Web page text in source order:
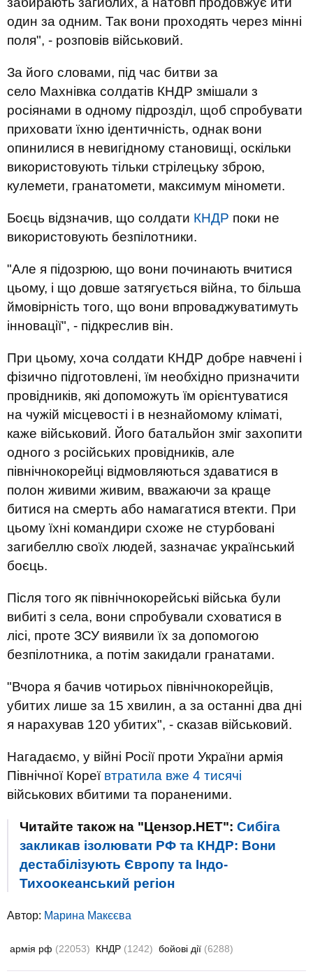
один за одним. Так вони проходять через мінні
поля", - розповів військовий.
За його словами, під час битви за
село Махнівка солдатів КНДР змішали з
росіянами в одному підрозділ, щоб спробувати
приховати їхню ідентичність, однак вони
опинилися в невигідному становищі, оскільки
використовують тільки стрілецьку зброю,
кулемети, гранатомети, максимум міномети.
Боєць відзначив, що солдати КНДР поки не
використовують безпілотники.
"Але я підозрюю, що вони починають вчитися
цьому, і що довше затягується війна, то більша
ймовірність того, що вони впроваджуватимуть
інновації", - підкреслив він.
При цьому, хоча солдати КНДР добре навчені і
фізично підготовлені, їм необхідно призначити
провідників, які допоможуть їм орієнтуватися
на чужій місцевості і в незнайомому кліматі,
каже військовий. Його батальйон зміг захопити
одного з російських провідників, але
північнокорейці відмовляються здаватися в
полон живими живим, вважаючи за краще
битися на смерть або намагатися втекти. При
цьому їхні командири схоже не стурбовані
загибеллю своїх людей, зазначає український
боєць.
Після того як північнокорейські війська були
вибиті з села, вони спробували сховатися в
лісі, проте ЗСУ виявили їх за допомогою
безпілотника, а потім закидали гранатами.
"Вчора я бачив чотирьох північнокорейців,
убитих лише за 15 хвилин, а за останні два дні
я нарахував 120 убитих", - сказав військовий.
Нагадаємо, у війні Росії проти України армія
Північної Кореї втратила вже 4 тисячі
військових вбитими та пораненими.
Читайте також на "Цензор.НЕТ": Сибіга
закликав ізолювати РФ та КНДР: Вони
дестабілізують Європу та Індо-
Тихоокеанський регіон
Автор: Марина Макєєва
армія рф (22053) КНДР (1242) бойові дії (6288)